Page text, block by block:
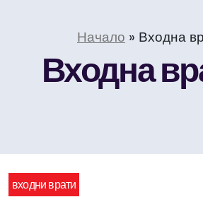
Начало » Входна
Входна
входни врати